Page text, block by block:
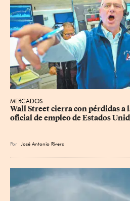
MERCADOS
Wall Street cierra con pérdidas a
oficial de empleo de Estados
Por José Antonio Rivera